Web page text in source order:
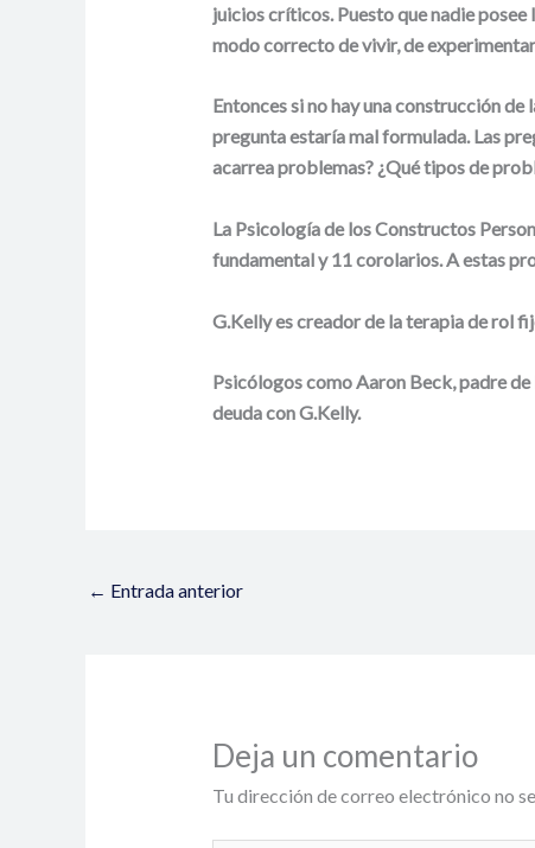
juicios críticos. Puesto que nadie posee
modo correcto de vivir, de
Entonces si no hay una construcción
pregunta estaría mal formulada. Las
acarrea problemas? ¿Qué tipos de
La Psicología de los Constructos
fundamental y 11 corolarios. A estas
G.Kelly es creador de la terapia de rol
Psicólogos como Aaron Beck, padre
deuda con G.Kelly.
← Entrada anterior
Deja un comentario
Tu dirección de correo electrónico no